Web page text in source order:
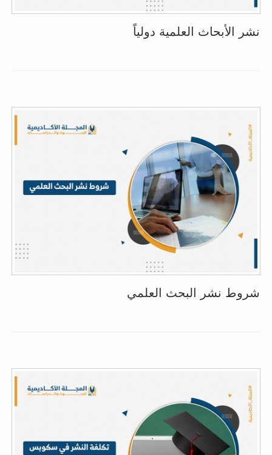
نشر الأبحاث العلمية دولياً
شروط نشر البحث العلمي